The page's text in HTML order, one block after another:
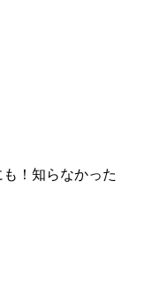
！知らなかった